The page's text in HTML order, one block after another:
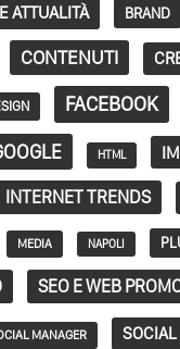
ATTUALITÀ BRAND
CONTENUTI
FACEBOOK
HTML
INTERNET TRENDS
MEDIA NAPOLI
SEO E WEB
MANAGER SOCIAL